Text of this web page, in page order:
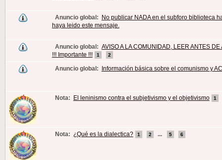
Anuncio global: No publicar NADA en el subforo biblioteca
haya leido este mensaje.
Anuncio global: AVISO A LA COMUNIDAD, LEER ANTES DE
!!! Importante !!!
1 2
Anuncio global: Información básica sobre el comunismo y
Nota: El leninismo contra el subjetivismo y el objetivismo 1
Nota: ¿Qué es la dialectica? 1 2 ... 5 6